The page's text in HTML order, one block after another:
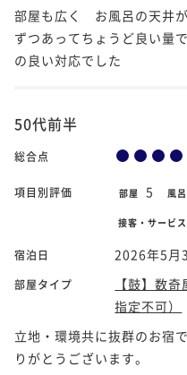
部屋も広く お風呂の天井
ずつあってちょうど良い量
の良い対応でした
50代前半
総合点
項目別評価 部屋 5 風呂
接客・サービス
宿泊日 2026年5月
部屋タイプ
【鼓】数
指定不可）
立地・環境共に抜群のお宿
りがとうございます。